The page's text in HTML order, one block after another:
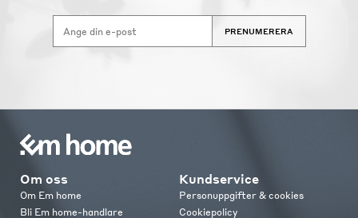
PRENUMERERA
Om oss
Om Em home
Bli Em home-handlare
Kundservice
Personuppgifter & cookies
Cookiepolicy